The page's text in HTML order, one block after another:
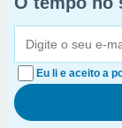
Eu li e aceito a